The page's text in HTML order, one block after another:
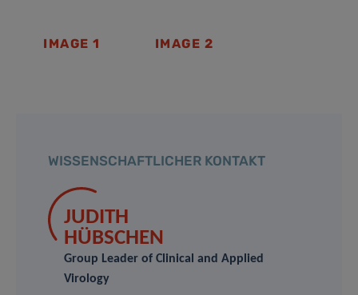
IMAGE 1 IMAGE 2
WISSENSCHAFTLICHER KONTAKT
JUDITH
HÜBSCHEN
Group Leader of Clinical and Applied
Virology